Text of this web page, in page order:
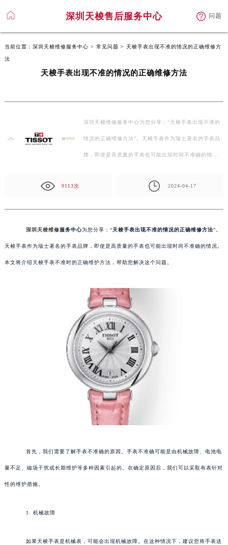
深圳天梭售后服务中心 问题
当前位置： 深圳天梭维修服务中心 > 常见问题 > 天梭手表出现不准的情况的正确维修方
法
天梭手表出现不准的情况的正确维修方法
深圳天梭维修服务中心为您分享：“天梭手表出现不准的
情况的正确维修方法”。天梭手表作为瑞士著名的手表品
牌，即使是高质量的手表也可能出现时间不准确的情…
9113次 2024-04-17
深圳天梭维修服务中心为您分享：“天梭手表出现不准的情况的正确维修方法”。
天梭手表作为瑞士著名的手表品牌，即使是高质量的手表也可能出现时间不准确的情况。
本文将介绍天梭手表不准时的正确维护方法，帮助您解决这个问题。
首先，我们需要了解手表不准确的原因。手表不准确可能是由机械故障、电池电
量不足、磁场干扰或长期维护等多种因素引起的。在确定原因后，我们可以采取有表针对
性的维护措施。
1. 机械故障
如果天梭手表是机械表，可能会出现机械故障。在这种情况下，建议您将手表送